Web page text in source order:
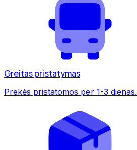
Greitas pristatymas
Prekės pristatomos per 1-3 dienas.